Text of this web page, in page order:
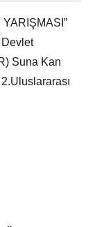
Suna Kan